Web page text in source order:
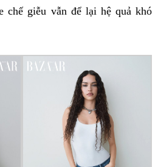
chế giễu vẫn để lại hệ quả khó